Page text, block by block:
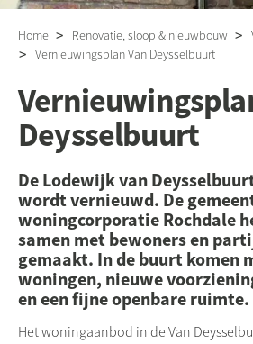
Home Renovatie, sloop & nieuwbouw
Vernieuwingsplan Van Deysselbuurt
Deysselbuurt
De Lodewijk van
wordt vernieuwd. De
woningcorporatie Rochdale
samen met bewoners en
gemaakt. In de buurt komen
woningen, nieuwe
en een fijne openbare ruimte.
Het woningaanbod in de Van